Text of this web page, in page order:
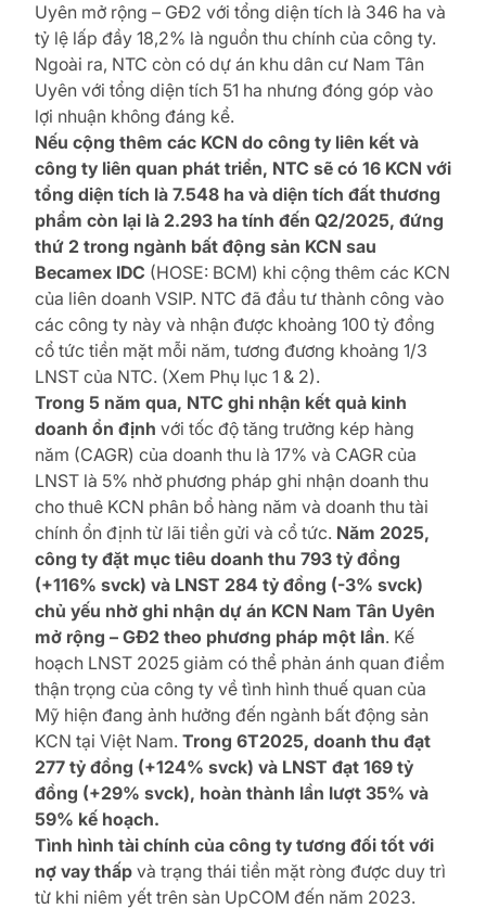
Uyên mở rộng – GĐ2 với tổng diện tích là 346 ha và
tỷ lệ lấp đầy 18,2% là nguồn thu chính của công ty.
Ngoài ra, NTC còn có dự án khu dân cư Nam Tân
Uyên với tổng diện tích 51 ha nhưng đóng góp vào
lợi nhuận không đáng kể.
Nếu cộng thêm các KCN do công ty liên kết và
công ty liên quan phát triển, NTC sẽ có 16 KCN với
tổng diện tích là 7.548 ha và diện tích đất thương
phẩm còn lại là 2.293 ha tính đến Q2/2025, đứng
thứ 2 trong ngành bất động sản KCN sau
Becamex IDC (HOSE: BCM) khi cộng thêm các KCN
của liên doanh VSIP. NTC đã đầu tư thành công vào
các công ty này và nhận được khoảng 100 tỷ đồng
cổ tức tiền mặt mỗi năm, tương đương khoảng 1/3
LNST của NTC. (Xem Phụ lục 1 & 2).
Trong 5 năm qua, NTC ghi nhận kết quả kinh
doanh ổn định với tốc độ tăng trưởng kép hàng
năm (CAGR) của doanh thu là 17% và CAGR của
LNST là 5% nhờ phương pháp ghi nhận doanh thu
cho thuê KCN phân bổ hàng năm và doanh thu tài
chính ổn định từ lãi tiền gửi và cổ tức. Năm 2025,
công ty đặt mục tiêu doanh thu 793 tỷ đồng
(+116% svck) và LNST 284 tỷ đồng (-3% svck)
chủ yếu nhờ ghi nhận dự án KCN Nam Tân Uyên
mở rộng – GĐ2 theo phương pháp một lần. Kế
hoạch LNST 2025 giảm có thể phản ánh quan điểm
thận trọng của công ty về tình hình thuế quan của
Mỹ hiện đang ảnh hưởng đến ngành bất động sản
KCN tại Việt Nam. Trong 6T2025, doanh thu đạt
277 tỷ đồng (+124% svck) và LNST đạt 169 tỷ
đồng (+29% svck), hoàn thành lần lượt 35% và
59% kế hoạch.
Tình hình tài chính của công ty tương đối tốt với
nợ vay thấp và trạng thái tiền mặt ròng được duy trì
từ khi niêm yết trên sàn UpCOM đến năm 2023.